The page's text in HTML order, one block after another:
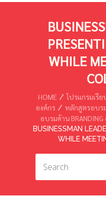
WHILE
HOME
โปรแกรมเรี
องค์กร
หลักสูตรอบรม
อบรมด้าน BRANDING
BUSINESSMAN
WHILE